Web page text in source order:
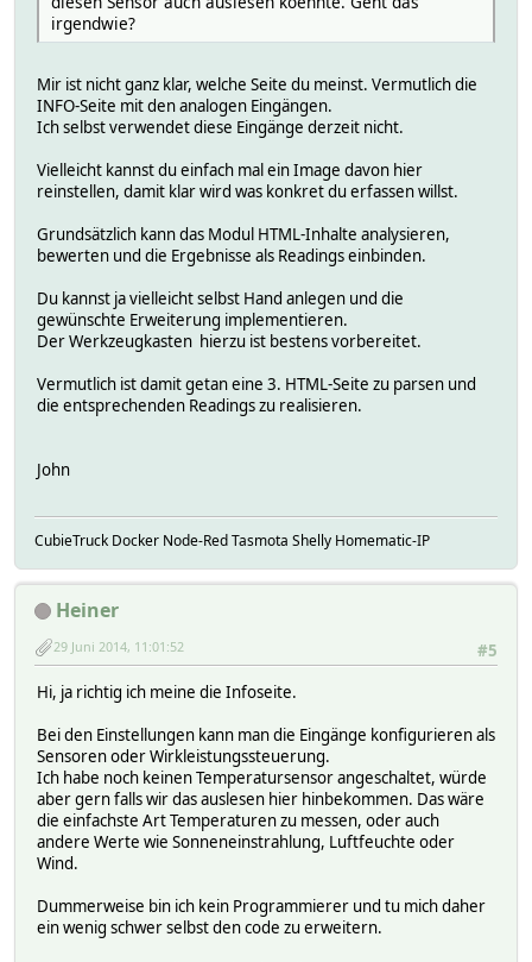
irgendwie?
Mir ist nicht ganz klar, welche Seite du meinst. Vermutlich die
INFO-Seite mit den analogen Eingängen.
Ich selbst verwendet diese Eingänge derzeit nicht.
Vielleicht kannst du einfach mal ein Image davon hier
reinstellen, damit klar wird was konkret du erfassen willst.
Grundsätzlich kann das Modul HTML-Inhalte analysieren,
bewerten und die Ergebnisse als Readings einbinden.
Du kannst ja vielleicht selbst Hand anlegen und die
gewünschte Erweiterung implementieren.
Der Werkzeugkasten hierzu ist bestens vorbereitet.
Vermutlich ist damit getan eine 3. HTML-Seite zu parsen und
die entsprechenden Readings zu realisieren.
John
CubieTruck Docker Node-Red Tasmota Shelly Homematic-IP
Heiner
#5
29 Juni 2014, 11:01:52
Hi, ja richtig ich meine die Infoseite.
Bei den Einstellungen kann man die Eingänge konfigurieren als
Sensoren oder Wirkleistungssteuerung.
Ich habe noch keinen Temperatursensor angeschaltet, würde
aber gern falls wir das auslesen hier hinbekommen. Das wäre
die einfachste Art Temperaturen zu messen, oder auch
andere Werte wie Sonneneinstrahlung, Luftfeuchte oder
Wind.
Dummerweise bin ich kein Programmierer und tu mich daher
ein wenig schwer selbst den code zu erweitern.